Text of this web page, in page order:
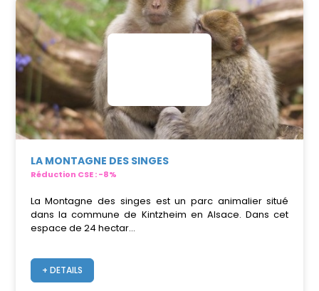
LA MONTAGNE DES SINGES
Réduction CSE : -8%
La Montagne des singes est un parc animalier situé
dans la commune de Kintzheim en Alsace. Dans cet
espace de 24 hectar...
+ DETAILS